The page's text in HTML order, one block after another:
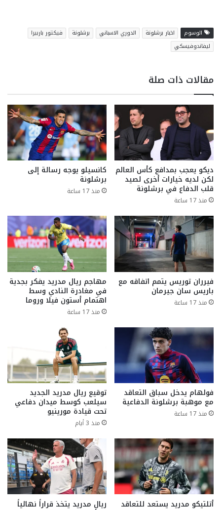
الوسوم اخبار برشلونة الدوري الاسباني برشلونة
فيكتور باربيرا
ليفاندوفيسكي
مقالات ذات صلة
ديكو يعجب بمدافع كأس العالم
لكن لديه خيارات أخرى لصيد
قلب الدفاع في برشلونة
منذ 17 ساعة
كانسيلو يوجه رسالة إلى
برشلونة
منذ 17 ساعة
فيرران توريس يتمم اتفاقه مع
باريس سان جيرمان
منذ 17 ساعة
مهاجم ريال مدريد يفكر بجدية
في مغادرة النادي وسط
اهتمام أستون فيلا وروما
منذ 17 ساعة
فولهام يدخل سباق التعاقد
مع موهبة برشلونة الدفاعية
منذ 17 ساعة
توقيع ريال مدريد الجديد
سيلعب كوسط ميدان دفاعي
تحت قيادة مورينيو
منذ 3 أيام
أتلتيكو مدريد يستعد للتعاقد ريال مدريد يتخذ قراراً نهائياً